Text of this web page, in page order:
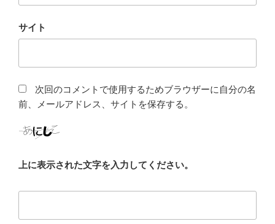
サイト
次回のコメントで使用するためブラウザーに自分の名
前、メールアドレス、サイトを保存する。
上に表示された文字を入力してください。